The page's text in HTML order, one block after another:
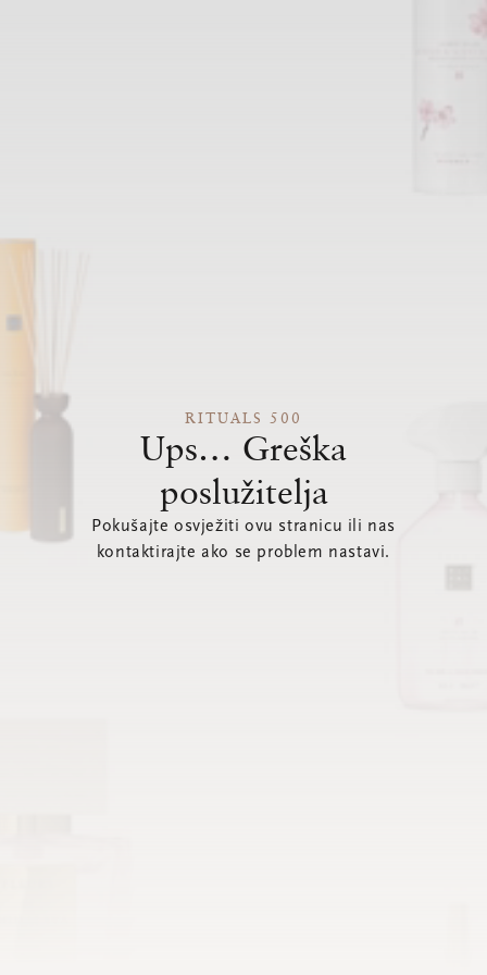
RITUALS 500
Ups… Greška
poslužitelja
Pokušajte osvježiti ovu stranicu ili nas
kontaktirajte ako se problem nastavi.